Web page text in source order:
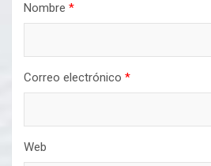
Nombre *
Correo electrónico *
Web